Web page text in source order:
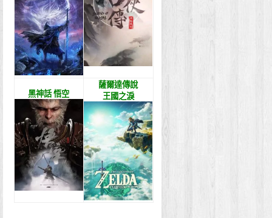
黑神話 悟空
薩爾達傳說
王國之淚